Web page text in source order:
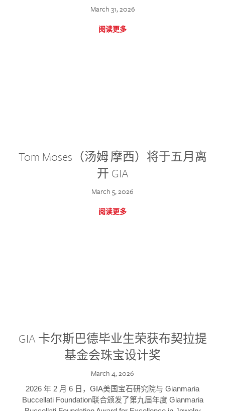
March 31, 2026
阅读更多
Tom Moses（汤姆·摩西）将于五月离
开 GIA
March 5, 2026
阅读更多
GIA 卡尔斯巴德毕业生荣获布契拉提
基金会珠宝设计奖
March 4, 2026
2026 年 2 月 6 日，GIA美国宝石研究院与 Gianmaria
Buccellati Foundation联合颁发了第九届年度 Gianmaria